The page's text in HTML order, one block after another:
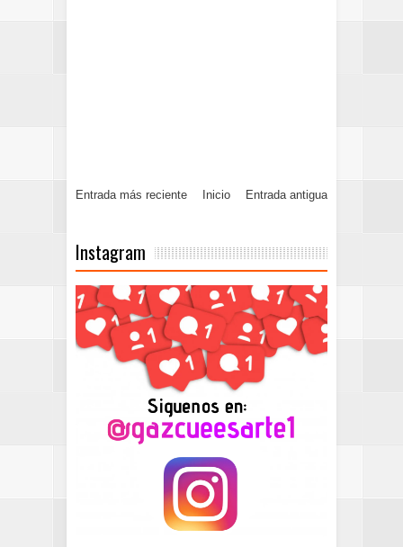
Entrada más reciente Entrada antigua
Inicio
Instagram